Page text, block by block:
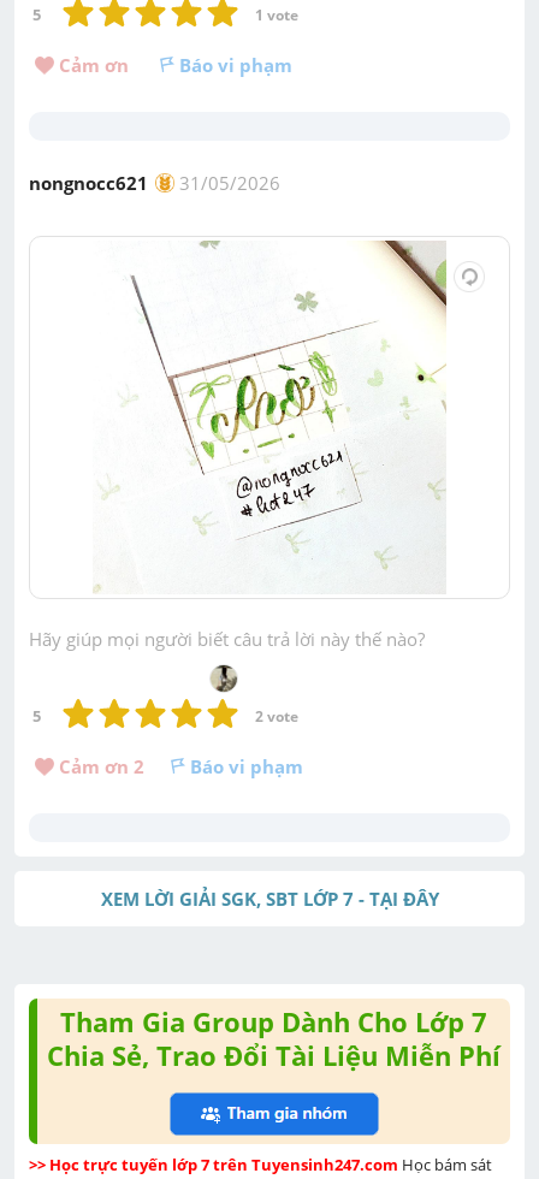
5 1 vote
Cảm ơn Báo vi phạm
nongnocc621 31/05/2026
Hãy giúp mọi người biết câu trả lời này thế nào?
5 2 vote
Cảm ơn 2 Báo vi phạm
XEM LỜI GIẢI SGK, SBT LỚP 7 - TẠI ĐÂY
Tham Gia Group Dành Cho Lớp 7
Chia Sẻ, Trao Đổi Tài Liệu Miễn Phí
>> Học trực tuyến lớp 7 trên Tuyensinh247.com Học bám sát